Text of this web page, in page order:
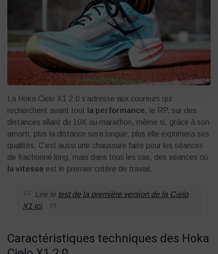
La Hoka Cielo X1 2.0 s’adresse aux coureurs qui
recherchent avant tout la performance, le RP, sur des
distances allant du 10K au marathon, même si, grâce à son
amorti, plus la distance sera longue, plus elle exprimera ses
qualités. C’est aussi une chaussure faite pour les séances
de fractionné long, mais dans tous les cas, des séances où
la vitesse est le premier critère de travail.
Lire le test de la première version de la Cielo
X1 ici.
Caractéristiques techniques des Hoka